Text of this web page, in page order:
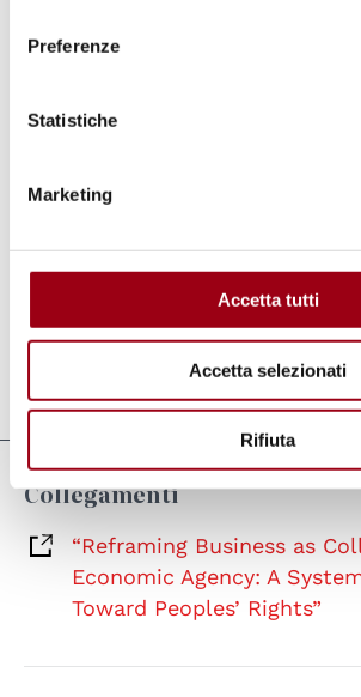
Preferenze
Statistiche
Marketing
Accetta tutti
Accetta selezionati
Rifiuta
ed empirici su questioni attuali
diritti umani favorendo, nel
disciplinare e multi-livello alla
all’articolo:https://
Aggiornato il:06.05.2026
Collegamenti
“Reframing Business as
Economic Agency: A
Toward Peoples’ Rights”